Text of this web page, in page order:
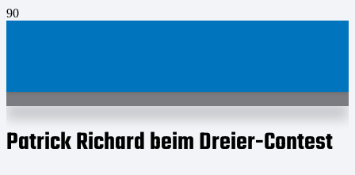
Patrick Richard beim Dreier-Contest